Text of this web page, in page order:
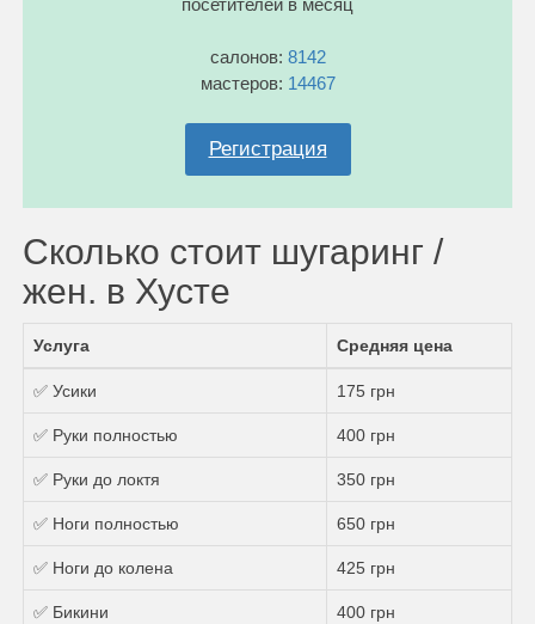
салонов: 8142
мастеров: 14467
Регистрация
Сколько стоит шугаринг /
жен. в Хусте
Услуга Средняя цена
✅ Усики 175 грн
✅ Руки полностью 400 грн
✅ Руки до локтя 350 грн
✅ Ноги полностью 650 грн
✅ Ноги до колена 425 грн
✅ Бикини 400 грн